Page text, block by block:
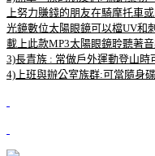
上努力賺錢的朋友在騎摩托車
光鏡數位太陽眼鏡可以檔UV和
載上此款MP3太陽眼鏡聆聽著
3)長青族 : 常做戶外運動登山時
4)上班與辦公室族群:可當隨身